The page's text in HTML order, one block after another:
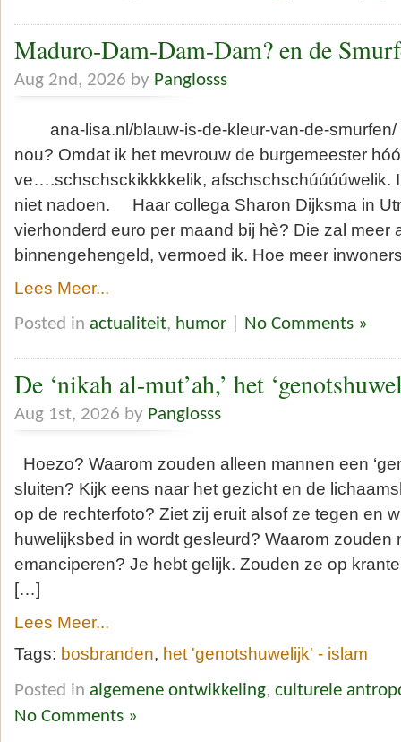
Maduro-Dam-Dam-Dam? en de
Aug 2nd, 2026 by Panglosss
ana-lisa.nl/blauw-is-de-kleur-van-de-smurfen/
nou? Omdat ik het mevrouw de burgemeester
ve….schschsckikkkkelik, afschschschúúúúwelik.
niet nadoen. Haar collega Sharon Dijksma in
vierhonderd euro per maand bij hè? Die zal meer
binnengehengeld, vermoed ik. Hoe meer
Lees Meer...
Posted in actualiteit, humor No Comments »
De ‘nikah al-mut’ah,’ het
Aug 1st, 2026 by Panglosss
Hoezo? Waarom zouden alleen mannen een
sluiten? Kijk eens naar het gezicht en de
op de rechterfoto? Ziet zij eruit alsof ze tegen en
huwelijksbed in wordt gesleurd? Waarom zouden
emanciperen? Je hebt gelijk. Zouden ze op
[…]
Lees Meer...
Tags: bosbranden, het 'genotshuwelijk' - islam
Posted in algemene ontwikkeling, culturele
No Comments »